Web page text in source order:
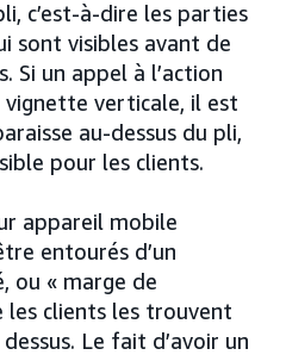
c’est-à-dire les parties
sont visibles avant de
Si un appel à l’action
vignette verticale, il est
au-dessus du pli,
pour les clients.
appareil mobile
entourés d’un
ou « marge de
clients les trouvent
Le fait d’avoir un